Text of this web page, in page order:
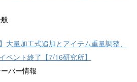
大量加工式追加とアイテム重量調整、
ベント終了【7/16研究所】
バー情報